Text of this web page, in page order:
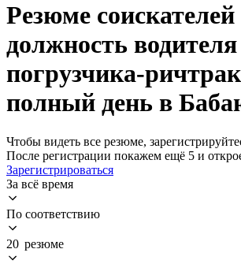
Резюме соискателей
должность водителя
погрузчика-
полный день в
Чтобы видеть все резюме,
После регистрации покажем ещё 5 и
Зарегистрироваться
За всё время
По соответствию
20 резюме